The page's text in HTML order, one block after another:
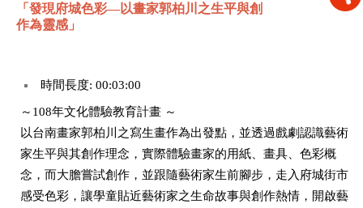
「發現府城色彩—以畫家郭柏川之生平與創
作為靈感」
時間長度: 00:03:00
～108年文化體驗教育計畫 ～
以台南畫家郭柏川之寫生畫作為出發點，並透過戲劇認識藝術
家生平與其創作理念，實際體驗畫家的用紙、畫具、色彩概
念，而大膽嘗試創作，並跟隨藝術家生前腳步，走入府城街市
感受色彩，讓學童貼近藝術家之生命故事與創作熱情，開啟藝